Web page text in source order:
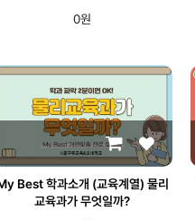
0원
Best 학과소개 (교육계열) 물리
교육과가 무엇일까?